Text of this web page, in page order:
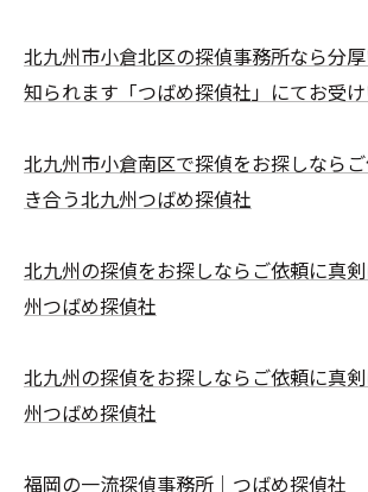
北九州市小倉北区の探偵事務所なら分
知られます「つばめ探偵社」にてお受
北九州市小倉南区で探偵をお探しなら
き合う北九州つばめ探偵社
北九州の探偵をお探しならご依頼に真
州つばめ探偵社
北九州の探偵をお探しならご依頼に真
州つばめ探偵社
福岡の一流探偵事務所｜つばめ探偵社